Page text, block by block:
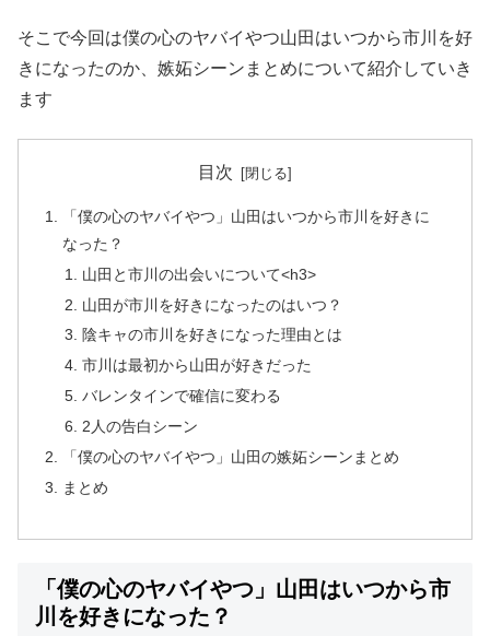
そこで今回は僕の心のヤバイやつ山田はいつから市川を好
きになったのか、嫉妬シーンまとめについて紹介していき
ます
目次
「僕の心のヤバイやつ」山田はいつから市川を好きに
なった？
山田と市川の出会いについて<h3>
山田が市川を好きになったのはいつ？
陰キャの市川を好きになった理由とは
市川は最初から山田が好きだった
バレンタインで確信に変わる
2人の告白シーン
「僕の心のヤバイやつ」山田の嫉妬シーンまとめ
まとめ
「僕の心のヤバイやつ」山田はいつから市
川を好きになった？